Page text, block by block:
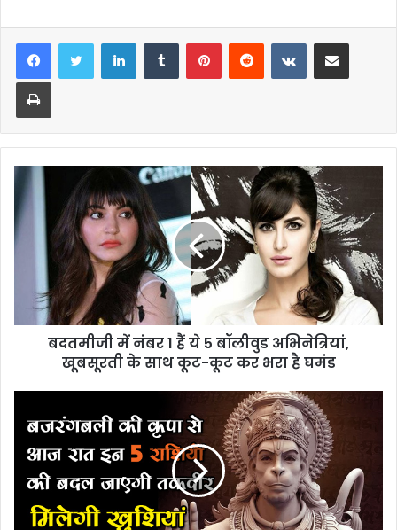
LinkedInTumblr PinterestReddit VKontakteShare via Email
Print
बदतमीजी में नंबर 1 हैं ये 5 बॉलीवुड अभिनेत्रियां,
खूबसूरती के साथ कूट-कूट कर भरा है घमंड